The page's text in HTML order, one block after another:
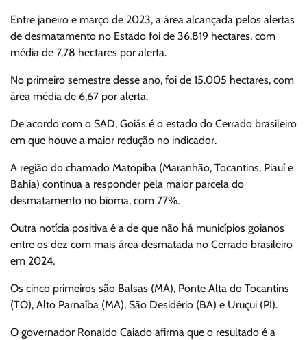
Entre janeiro e março de 2023, a área alcançada pelos alertas
de desmatamento no Estado foi de 36.819 hectares, com
média de 7,78 hectares por alerta.
No primeiro semestre desse ano, foi de 15.005 hectares, com
área média de 6,67 por alerta.
De acordo com o SAD, Goiás é o estado do Cerrado brasileiro
em que houve a maior redução no indicador.
A região do chamado Matopiba (Maranhão, Tocantins, Piauí e
Bahia) continua a responder pela maior parcela do
desmatamento no bioma, com 77%.
Outra notícia positiva é a de que não há municípios goianos
entre os dez com mais área desmatada no Cerrado brasileiro
em 2024.
Os cinco primeiros são Balsas (MA), Ponte Alta do Tocantins
(TO), Alto Parnaíba (MA), São Desidério (BA) e Uruçui (PI).
O governador Ronaldo Caiado afirma que o resultado é a